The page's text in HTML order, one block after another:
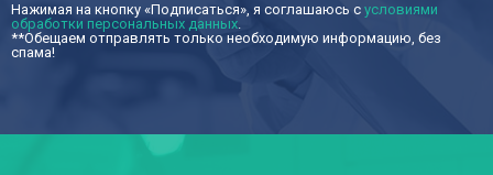
Нажимая на кнопку «Подписаться», я соглашаюсь с условиями
обработки персональных данных.
**Обещаем отправлять только необходимую информацию, без
спама!